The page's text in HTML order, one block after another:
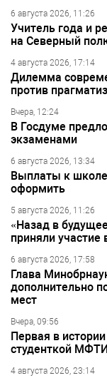
6 августа 2026, 11:26
Учитель года и
на Северный
4 августа 2026, 17:14
Дилемма
против
Вчера, 12:24
В Госдуме
экзаменами
6 августа 2026, 13:34
Выплаты к
оформить
5 августа 2026, 11:26
«Назад в
приняли
6 августа 2026, 17:58
Глава
дополнительно
мест
Вчера, 09:56
Первая в
студенткой МФТИ
4 августа 2026, 23:14